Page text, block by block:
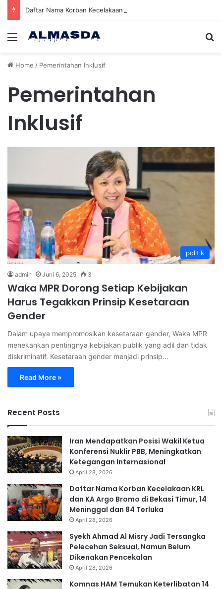
Menu
Home / Pemerintahan Inklusif
Pemerintahan
Inklusif
politik
admin Juni 6, 2025 3
Waka MPR Dorong Setiap Kebijakan
Harus Tegakkan Prinsip Kesetaraan
Gender
Dalam upaya mempromosikan kesetaraan gender, Waka MPR
menekankan pentingnya kebijakan publik yang adil dan tidak
diskriminatif. Kesetaraan gender menjadi prinsip…
Read More »
Recent Posts
Iran Mendapatkan Posisi Wakil Ketua
Konferensi Nuklir PBB, Meningkatkan
Ketegangan Internasional
April 28, 2026
Daftar Nama Korban Kecelakaan KRL
dan KA Argo Bromo di Bekasi Timur, 14
Meninggal dan 84 Terluka
April 28, 2026
Syekh Ahmad Al Misry Jadi Tersangka
Pelecehan Seksual, Namun Belum
Dikenakan Pencekalan
April 28, 2026
Komnas HAM Temukan Keterlibatan 14